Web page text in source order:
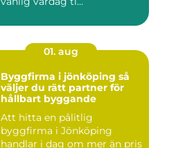
01. aug
Byggfirma i jönköping så
väljer du rätt partner för
hållbart byggande
Att hitta en pålitlig
byggfirma i Jönköping
handlar i dag om mer än pris